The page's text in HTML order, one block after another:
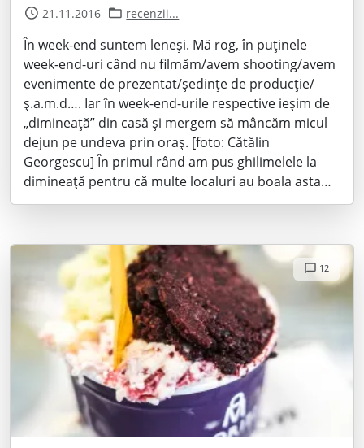
21.11.2016 recenzii...
În week-end suntem leneși. Mă rog, în puținele
week-end-uri când nu filmăm/avem shooting/avem
evenimente de prezentat/ședințe de producție/
ș.a.m.d…. Iar în week-end-urile respective ieșim de
„dimineață” din casă și mergem să mâncăm micul
dejun pe undeva prin oraș. [foto: Cătălin
Georgescu] În primul rând am pus ghilimelele la
dimineață pentru că multe localuri au boala asta…
12